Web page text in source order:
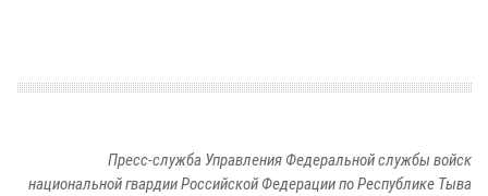
Пресс-служба Управления Федеральной службы войск
национальной гвардии Российской Федерации по Республике Тыва